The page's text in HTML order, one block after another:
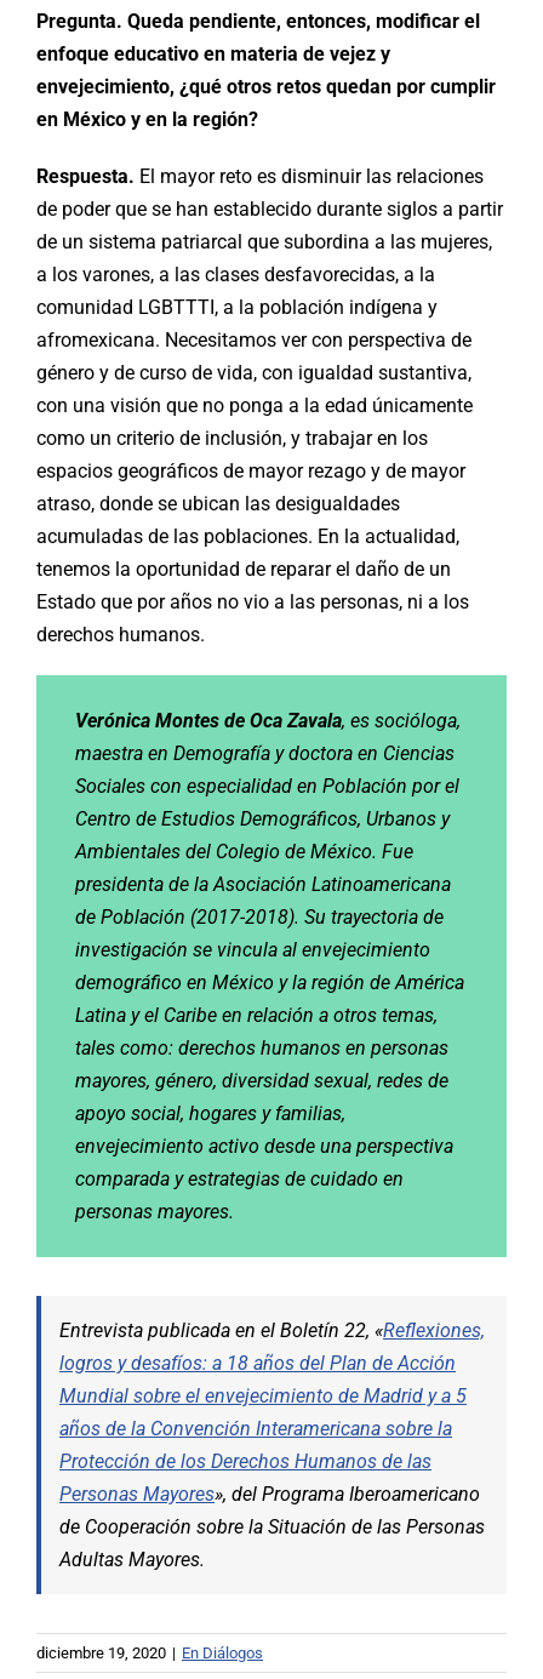
Pregunta. Queda pendiente, entonces, modificar el
enfoque educativo en materia de vejez y
envejecimiento, ¿qué otros retos quedan por cumplir
en México y en la región?
Respuesta. El mayor reto es disminuir las relaciones
de poder que se han establecido durante siglos a partir
de un sistema patriarcal que subordina a las mujeres,
a los varones, a las clases desfavorecidas, a la
comunidad LGBTTTI, a la población indígena y
afromexicana. Necesitamos ver con perspectiva de
género y de curso de vida, con igualdad sustantiva,
con una visión que no ponga a la edad únicamente
como un criterio de inclusión, y trabajar en los
espacios geográficos de mayor rezago y de mayor
atraso, donde se ubican las desigualdades
acumuladas de las poblaciones. En la actualidad,
tenemos la oportunidad de reparar el daño de un
Estado que por años no vio a las personas, ni a los
derechos humanos.
Verónica Montes de Oca Zavala, es socióloga,
maestra en Demografía y doctora en Ciencias
Sociales con especialidad en Población por el
Centro de Estudios Demográficos, Urbanos y
Ambientales del Colegio de México. Fue
presidenta de la Asociación Latinoamericana
de Población (2017-2018). Su trayectoria de
investigación se vincula al envejecimiento
demográfico en México y la región de América
Latina y el Caribe en relación a otros temas,
tales como: derechos humanos en personas
mayores, género, diversidad sexual, redes de
apoyo social, hogares y familias,
envejecimiento activo desde una perspectiva
comparada y estrategias de cuidado en
personas mayores.
Entrevista publicada en el Boletín 22, «Reflexiones,
logros y desafíos: a 18 años del Plan de Acción
Mundial sobre el envejecimiento de Madrid y a 5
años de la Convención Interamericana sobre la
Protección de los Derechos Humanos de las
Personas Mayores», del Programa Iberoamericano
de Cooperación sobre la Situación de las Personas
Adultas Mayores.
diciembre 19, 2020 | En Diálogos